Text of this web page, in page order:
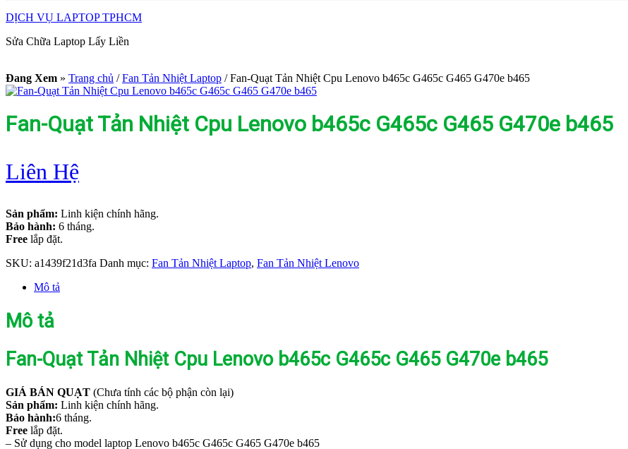
DỊCH VỤ LAPTOP TPHCM
Sửa Chữa Laptop Lấy Liền
Đang Xem » Trang chủ / Fan Tản Nhiệt Laptop /Fan-Quạt Tản Nhiệt Cpu Lenovo b465c G465c G465 G470e b465
Fan-Quạt Tản Nhiệt Cpu Lenovo b465c G465c G465 G470e b465
Liên Hệ
Sản phẩm: Linh kiện chính hãng.
Bảo hành: 6 tháng.
Free lắp đặt.
SKU: a1439f21d3fa Danh mục: Fan Tản Nhiệt Laptop, Fan Tản Nhiệt Lenovo
Mô tả
Mô tả
Fan-Quạt Tản Nhiệt Cpu Lenovo b465c G465c G465 G470e b465
GIÁ BÁN QUẠT (Chưa tính các bộ phận còn lại)
Sản phẩm: Linh kiện chính hãng.
Bảo hành:6 tháng.
Free lắp đặt.
– Sử dụng cho model laptop Lenovo b465c G465c G465 G470e b465